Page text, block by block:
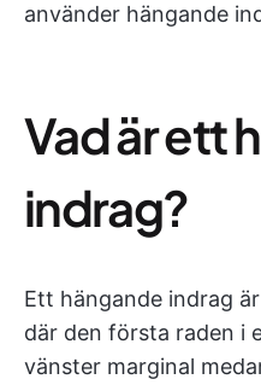
använder hängande
Vad är ett
indrag?
Ett hängande indrag
där den första raden i
vänster marginal